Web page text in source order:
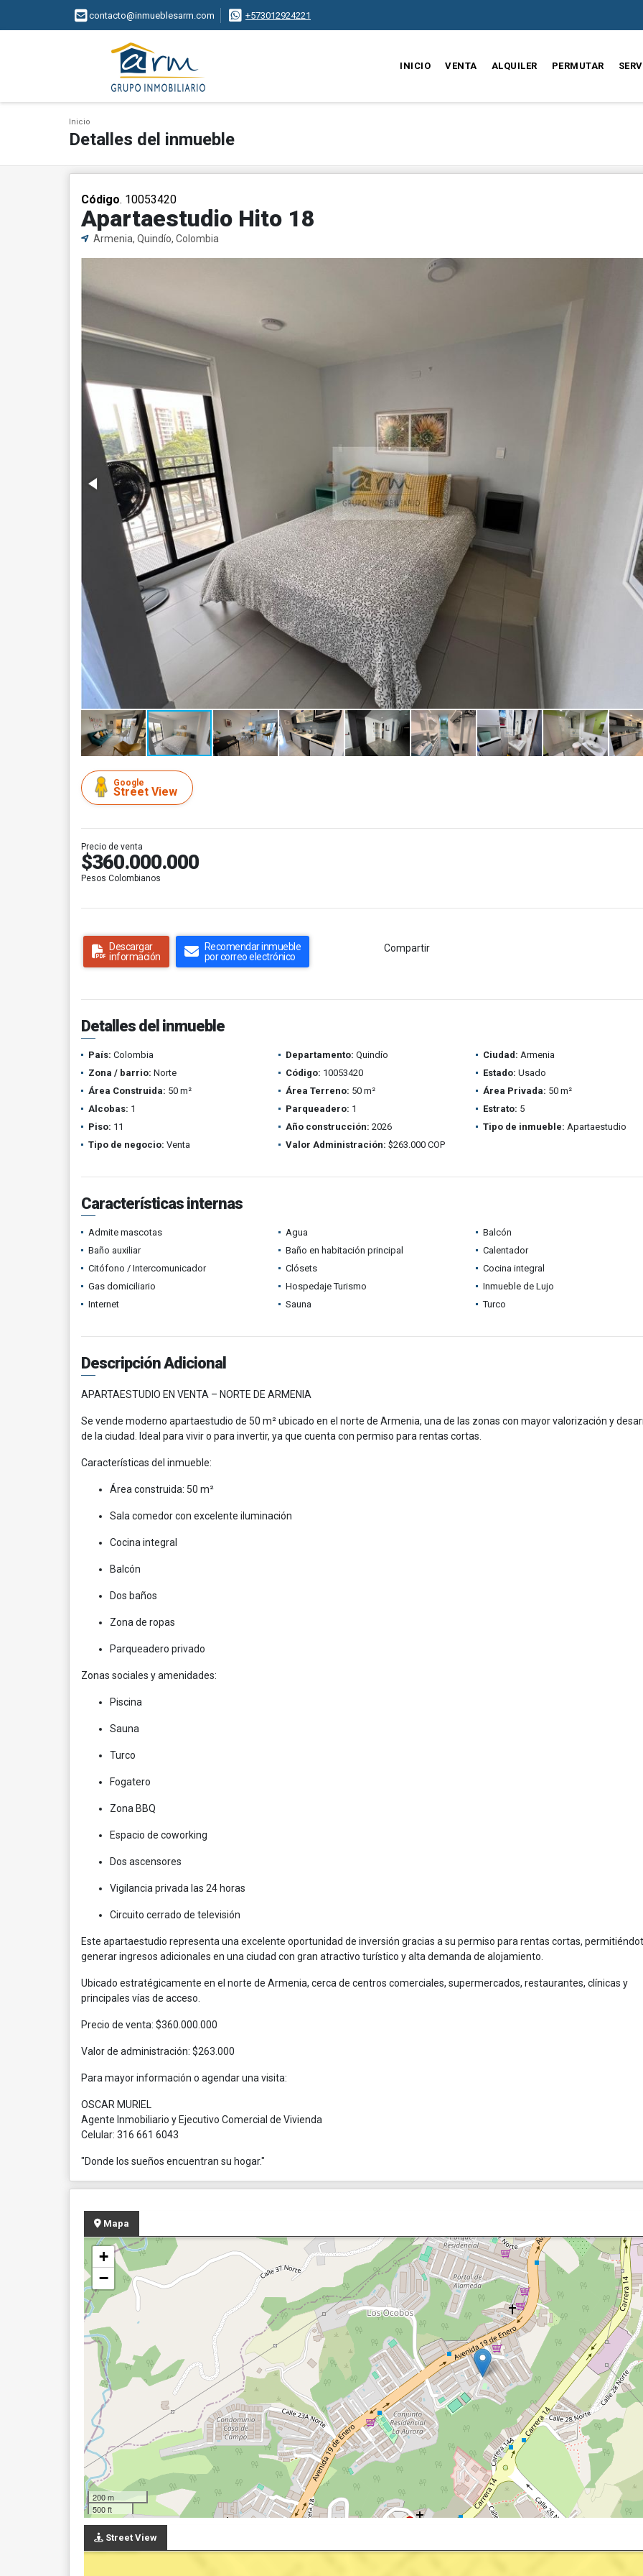
contacto@inmueblesarm.com +573012924221
INICIO VENTA ALQUILER PERMUTAR
Inicio
Detalles del inmueble
Código. 10053420
Apartaestudio Hito 18
Armenia, Quindío, Colombia
Google
Street View
Precio de venta
$360.000.000
Pesos Colombianos
Descargar
información
Recomendar inmueble
por correo electrónico
Compartir
Detalles del inmueble
País: Colombia Departamento: Quindío Ciudad: Armenia
Zona / barrio: Norte Código: 10053420 Estado: Usado
Área Construida: 50 m² Área Terreno: 50 m² Área Privada: 50 m²
Alcobas: 1 Parqueadero: 1 Estrato: 5
Piso: 11 Año construcción: 2026 Tipo de inmueble: Apartaestudio
Tipo de negocio: Venta Valor Administración: $263.000 COP
Características internas
Admite mascotas Agua
Balcón
Baño auxiliar
Baño en habitación principal
Calentador
Citófono / Intercomunicador
Clósets
Cocina integral
Gas domiciliario
Hospedaje Turismo
Inmueble de Lujo
Internet
Sauna Turco
Descripción Adicional
APARTAESTUDIO EN VENTA – NORTE DE ARMENIA
Se vende moderno apartaestudio de 50 m² ubicado en el norte de Armenia, una de las zonas con mayor valorización y
de la ciudad. Ideal para vivir o para invertir, ya que cuenta con permiso para rentas cortas.
Características del inmueble:
Área construida: 50 m²
Sala comedor con excelente iluminación
Cocina integral
Balcón
Dos baños
Zona de ropas
Parqueadero privado
Zonas sociales y amenidades:
Piscina
Sauna
Turco
Fogatero
Zona BBQ
Espacio de coworking
Dos ascensores
Vigilancia privada las 24 horas
Circuito cerrado de televisión
Este apartaestudio representa una excelente oportunidad de inversión gracias a su permiso para rentas cortas,
generar ingresos adicionales en una ciudad con gran atractivo turístico y alta demanda de alojamiento.
Ubicado estratégicamente en el norte de Armenia, cerca de centros comerciales, supermercados, restaurantes, clínicas y
principales vías de acceso.
Precio de venta: $360.000.000
Valor de administración: $263.000
Para mayor información o agendar una visita:
OSCAR MURIEL
Agente Inmobiliario y Ejecutivo Comercial de Vivienda
Celular: 316 661 6043
"Donde los sueños encuentran su hogar."
Mapa
+
−
200 m
500 ft
Street View